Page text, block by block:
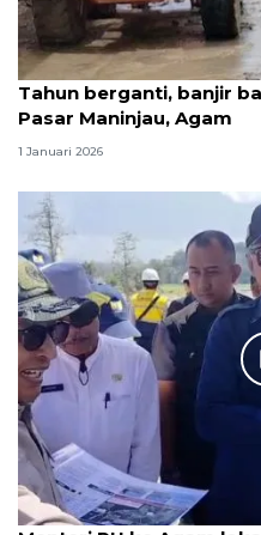
Tahun berganti, banjir
Pasar Maninjau, Agam
1 Januari 2026